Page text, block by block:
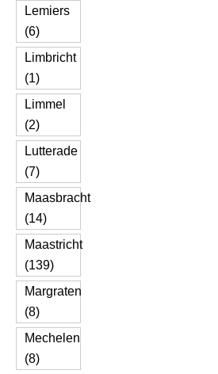
Lemiers
(6)
Limbricht
(1)
Limmel
(2)
Lutterade
(7)
Maasbracht
(14)
Maastricht
(139)
Margraten
(8)
Mechelen
(8)